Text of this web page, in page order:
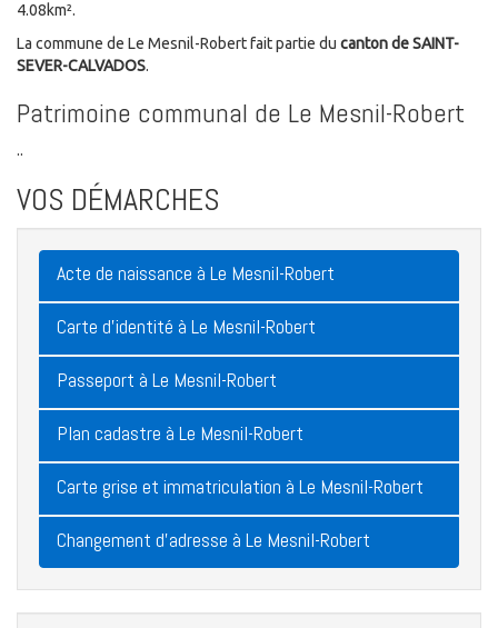
4.08km².
La commune de Le Mesnil-Robert fait partie du canton de SAINT-
SEVER-CALVADOS.
Patrimoine communal de Le Mesnil-Robert
..
VOS DÉMARCHES
Acte de naissance à Le Mesnil-Robert
Carte d'identité à Le Mesnil-Robert
Passeport à Le Mesnil-Robert
Plan cadastre à Le Mesnil-Robert
Carte grise et immatriculation à Le Mesnil-Robert
Changement d'adresse à Le Mesnil-Robert